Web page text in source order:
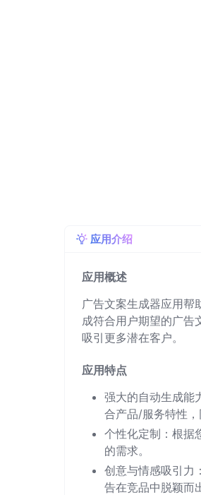
应用介绍
应用概述
广告文案生成器应用帮
成符合用户期望的广告
吸引更多潜在客户。
应用特点
强大的自动生成能
合产品/服务特性，
个性化定制：根据
的需求。
创意与情感吸引力
告在竞品中脱颖而